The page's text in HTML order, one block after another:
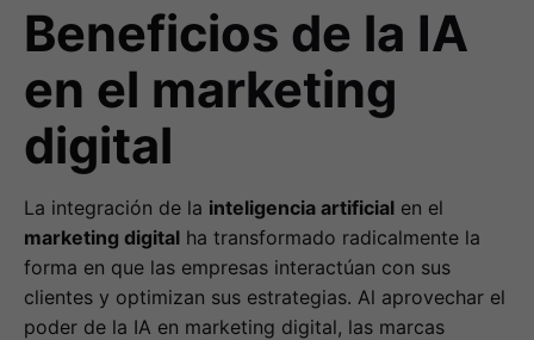
Beneficios de la IA
en el marketing
digital
La integración de la inteligencia artificial en el
marketing digital ha transformado radicalmente la
forma en que las empresas interactúan con sus
clientes y optimizan sus estrategias. Al aprovechar el
poder de la IA en marketing digital, las marcas